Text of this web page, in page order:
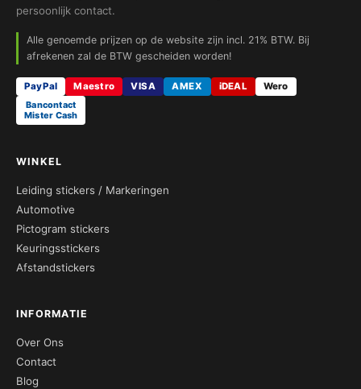
persoonlijk contact.
Alle genoemde prijzen op de website zijn incl. 21% BTW. Bij
afrekenen zal de BTW gescheiden worden!
PayPal Maestro VISA AMEX iDEAL
Wero
Bancontact
Mister Cash
WINKEL
Leiding stickers / Markeringen
Automotive
Pictogram stickers
Keuringsstickers
Afstandstickers
INFORMATIE
Over Ons
Contact
Blog